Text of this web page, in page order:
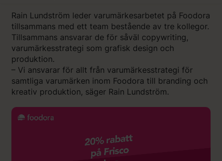
Rain Lundström leder varumärkesarbetet på Foodora
tillsammans med ett team bestående av tre kollegor.
Tillsammans ansvarar de för såväl copywriting,
varumärkesstrategi som grafisk design och
produktion.
– Vi ansvarar för allt från varumärkesstrategi för
samtliga varumärken inom Foodora till branding och
kreativ produktion, säger Rain Lundström.